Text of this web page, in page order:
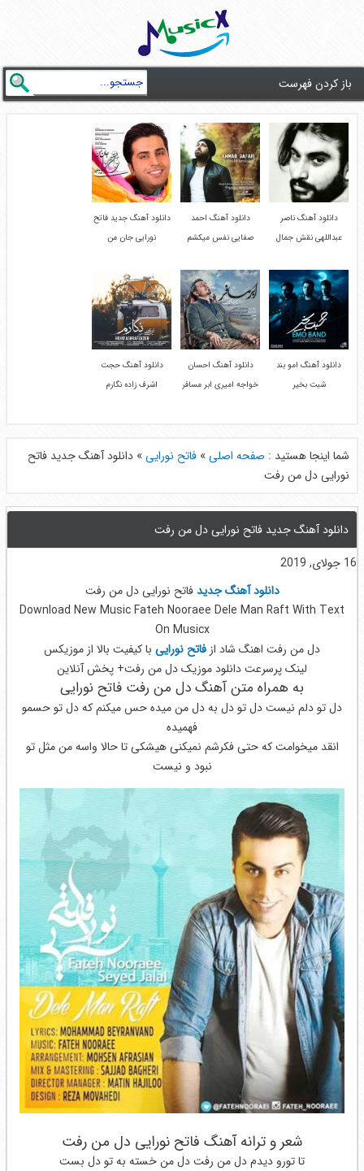
باز کردن فهرست
دانلود آهنگ ناصر
عبداللهی نقش جمال
دانلود آهنگ احمد
صفایی نفس میکشم
دانلود آهنگ جدید فاتح
نورایی جان من
دانلود آهنگ امو بند
شبت بخیر
دانلود آهنگ احسان
خواجه امیری ابر مسافر
دانلود آهنگ حجت
اشرف زاده نگارم
شما اینجا هستید : صفحه اصلی» فاتح نورایی» دانلود آهنگ جدید فاتح
نورایی دل من رفت
دانلود آهنگ جدید فاتح نورایی دل من رفت
16 جولای, 2019
دانلود آهنگ جدیدفاتح نورایی دل من رفت
Download New Music Fateh Nooraee Dele Man Raft With Text
On Musicx
دل من رفت اهنگ شاد از فاتح نوراییبا کیفیت بالا از موزیکس
لینک پرسرعت دانلود موزیک دل من رفت+ پخش آنلاین
به همراه متن آهنگ دل من رفت فاتح نورایی
دل تو دلم نیست دل تو دل به دل من میده حس میکنم که دل تو حسمو
فهمیده
انقد میخوامت که حتی فکرشم نمیکنی هیشکی تا حالا واسه من مثل تو
نبود و نیست
شعر و ترانه آهنگ فاتح نورایی دل من رفت
تا تورو دیدم دل من رفت دل من خسته به تو دل بست